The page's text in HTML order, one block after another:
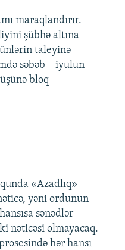
maraqlandırır.
şübhə altına
taleyinə
səbəb – iyulun
bloq
«Azadlıq»
yəni ordunun
sənədlər
nəticəsi olmayacaq.
hər hansı